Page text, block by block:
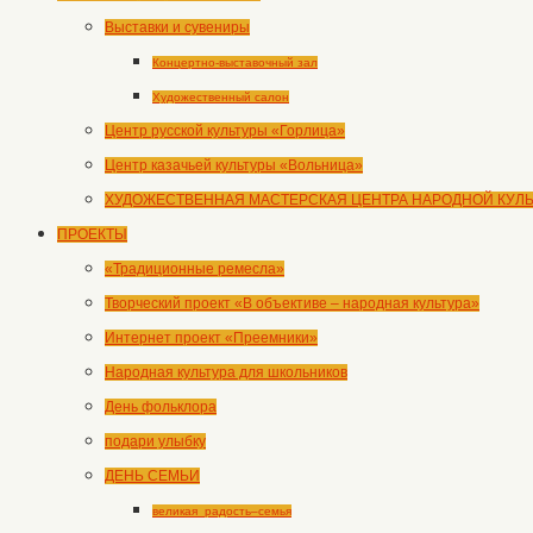
Выставки и сувениры
Концертно-выставочный зал
Художественный салон
Центр русской культуры «Горлица»
Центр казачьей культуры «Вольница»
ХУДОЖЕСТВЕННАЯ МАСТЕРСКАЯ ЦЕНТРА НАРОДНОЙ
ПРОЕКТЫ
«Традиционные ремесла»
Творческий проект «В объективе – народная культура»
Интернет проект «Преемники»
Народная культура для школьников
День фольклора
подари улыбку
ДЕНЬ СЕМЬИ
великая_радость–семья